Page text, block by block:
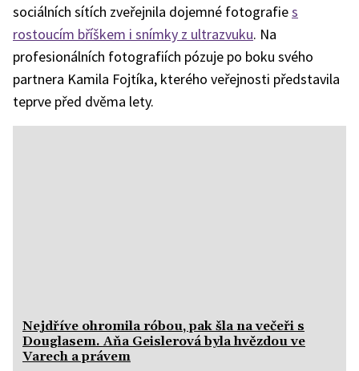
sociálních sítích zveřejnila dojemné fotografies
rostoucím bříškem i snímky z ultrazvuku. Na
profesionálních fotografiích pózuje po boku svého
partnera Kamila Fojtíka, kterého veřejnosti představila
teprve před dvěma lety.
Nejdříve ohromila róbou, pak šla na večeři s
Douglasem. Aňa Geislerová byla hvězdou ve
Varech a právem